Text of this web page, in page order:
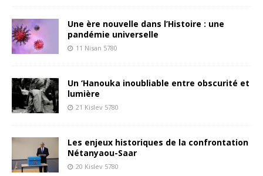
Une ère nouvelle dans l’Histoire : une
pandémie universelle
11 Nisan 5780
Un ‘Hanouka inoubliable entre obscurité et
lumière
21 Kislev 5780
Les enjeux historiques de la confrontation
Nétanyaou-Saar
20 Kislev 5780